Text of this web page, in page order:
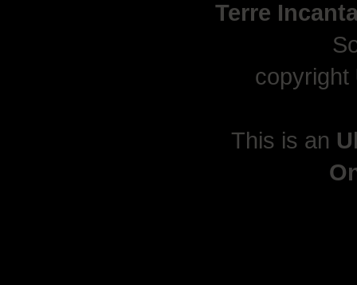
Terre
copyright
This is an